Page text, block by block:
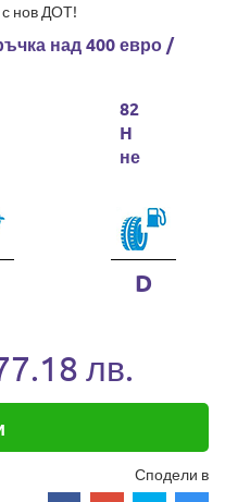
с нов ДОТ!
над 400 евро /
82
H
не
D
лв.
Сподели в